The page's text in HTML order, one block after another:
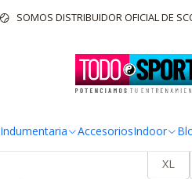
Indumentaria AccesoriosIndoor
SOMOS DISTRIBUIDOR OFICIAL DE
Inicio Indumentaria Mujer
|
XL